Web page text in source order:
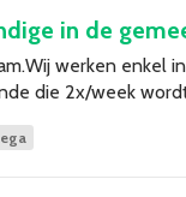
in de
werken enkel
die 2x/week